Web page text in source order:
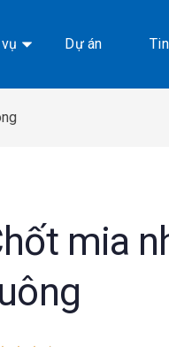
Dự án
mia